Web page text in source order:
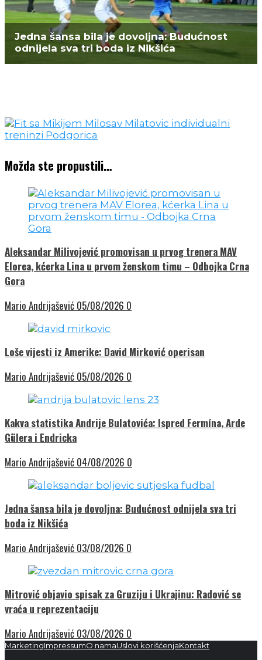
Jedna šansa bila je dovoljna: Budućnost
odnijela sva tri boda iz Nikšića
Možda ste propustili…
Aleksandar Milivojević promovisan u prvog trenera MAV
Elorea, kćerka Lina u prvom ženskom timu – Odbojka Crna
Gora
Mario Andrijašević 05/08/2026 0
Loše vijesti iz Amerike: David Mirković operisan
Mario Andrijašević 05/08/2026 0
Kakva statistika Andrije Bulatovića: Ispred Fermína, Arde
Gülera i Endricka
Mario Andrijašević 04/08/2026 0
Jedna šansa bila je dovoljna: Budućnost odnijela sva tri
boda iz Nikšića
Mario Andrijašević 03/08/2026 0
Mitrović objavio spisak za Gruziju i Ukrajinu: Radović se
vraća u reprezentaciju
Mario Andrijašević 03/08/2026 0
MarketingImpressumO namaUslovi korišćenjaKontakt